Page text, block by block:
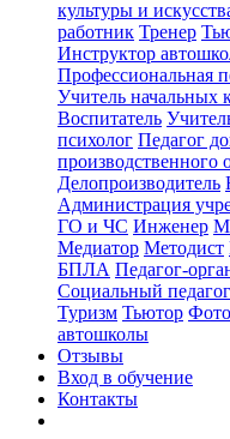
культуры и
работник Тренер
Инструктор
Профессиональная
Учитель начальных
Воспитатель
психолог Педагог
производственного
Делопроизводитель
Администрация
ГО и ЧС Инженер
Медиатор Методист
БПЛА Педагог-
Социальный педагог
Туризм Тьютор
автошколы
Отзывы
Вход в обучение
Контакты